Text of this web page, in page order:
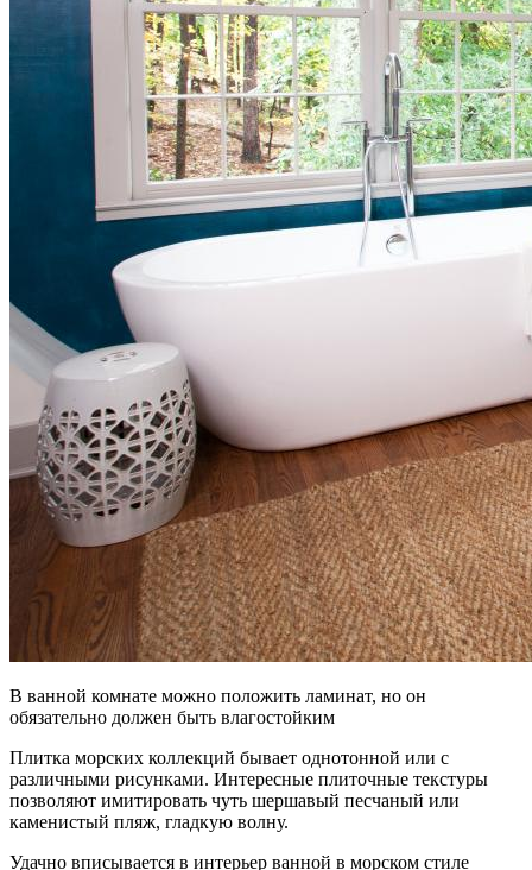
В ванной комнате можно положить ламинат, но он
обязательно должен быть влагостойким
Плитка морских коллекций бывает однотонной или с
различными рисунками. Интересные плиточные текстуры
позволяют имитировать чуть шершавый песчаный или
каменистый пляж, гладкую волну.
Удачно вписывается в интерьер ванной в морском стиле